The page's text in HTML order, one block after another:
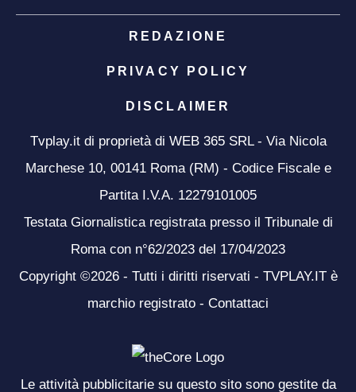
REDAZIONE
PRIVACY POLICY
DISCLAIMER
Tvplay.it di proprietà di WEB 365 SRL - Via Nicola
Marchese 10, 00141 Roma (RM) - Codice Fiscale e
Partita I.V.A. 12279101005
Testata Giornalistica registrata presso il Tribunale di
Roma con n°62/2023 del 17/04/2023
Copyright ©2026 - Tutti i diritti riservati - TVPLAY.IT è
marchio registrato - Contattaci
Le attività pubblicitarie su questo sito sono gestite da